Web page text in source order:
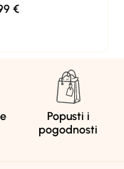
€
Popusti i
pogodnosti